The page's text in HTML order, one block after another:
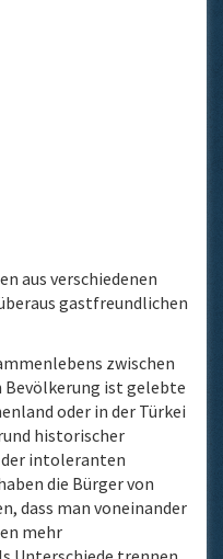
aus verschiedenen
gastfreundlichen
zwischen
Bevölkerung ist gelebte
oder in der Türkei
historischer
der intoleranten
die Bürger von
dass man voneinander
mehr